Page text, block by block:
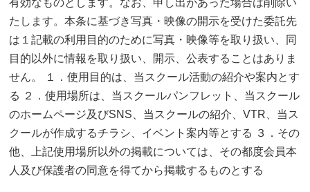
有効なものとします。なお、申し出があった場合は削除い
たします。本条に基づき写真・映像の開示を受けた委託先
は１記載の利用目的のために写真・映像等を取り扱い、同
目的以外に情報を取り扱い、開示、公表することはありま
せん。 １．使用目的は、当スクール活動の紹介や案内とす
る ２．使用場所は、当スクールパンフレット、当スクール
のホームページ及びSNS、当スクールの紹介、VTR、当ス
クールが作成するチラシ、イベント案内等とする ３．その
他、上記使用場所以外の掲載については、その都度会員本
人及び保護者の同意を得てから掲載するものとする